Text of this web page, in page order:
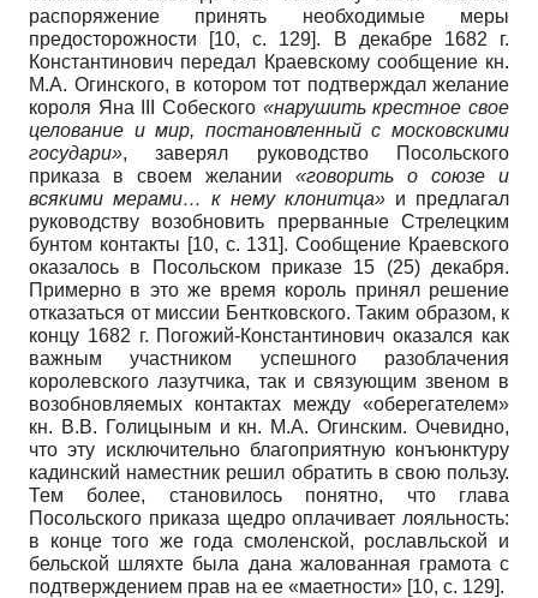
распоряжение принять необходимые меры
предосторожности
[10, с. 129]. В декабре 1682 г.
Константинович передал Краевскому сообщение кн.
М.А. Огинского, в котором тот подтверждал желание
короля Яна III Собеского «нарушить крестное свое
целование и мир, постановленный с московскими
государи», заверял руководство Посольского
приказа в своем желании «говорить о союзе и
всякими мерами… к нему клонитца» и предлагал
руководству возобновить прерванные Стрелецким
бунтом контакты [10, с. 131]. Сообщение Краевского
оказалось в Посольском приказе 15 (25) декабря.
Примерно в это же время король принял решение
отказаться от миссии Бентковского. Таким образом, к
концу 1682 г. Погожий-Константинович оказался как
важным участником успешного разоблачения
королевского лазутчика, так и связующим звеном в
возобновляемых контактах между «оберегателем»
кн. В.В. Голицыным и кн. М.А. Огинским. Очевидно,
что эту исключительно благоприятную конъюнктуру
кадинский наместник решил обратить в свою пользу.
Тем более, становилось понятно, что глава
Посольского приказа щедро оплачивает лояльность:
в конце того же года смоленской, рославльской и
бельской шляхте была дана жалованная грамота с
подтверждением прав на ее «маетности» [10, с. 129].